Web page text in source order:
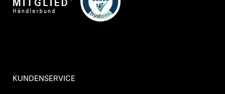
KUNDENSERVICE